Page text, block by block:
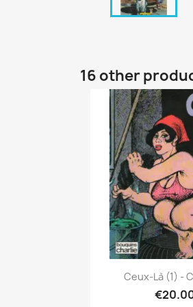
16 other
Quick
Ceux-Là (1) -